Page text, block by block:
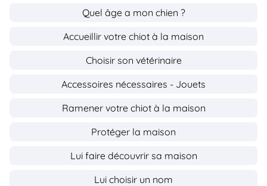
Quel âge a mon chien ?
Accueillir votre chiot à la maison
Choisir son vétérinaire
Accessoires nécessaires - Jouets
Ramener votre chiot à la maison
Protéger la maison
Lui faire découvrir sa maison
Lui choisir un nom